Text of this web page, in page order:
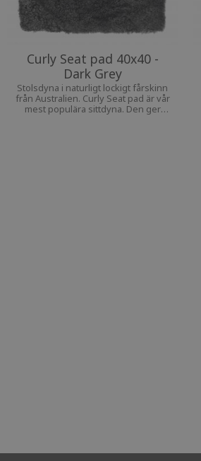
Curly Seat pad 40x40 -
Dark Grey
Stolsdyna i naturligt lockigt fårskinn
från Australien. Curly Seat pad är vår
mest populära sittdyna. Den ger